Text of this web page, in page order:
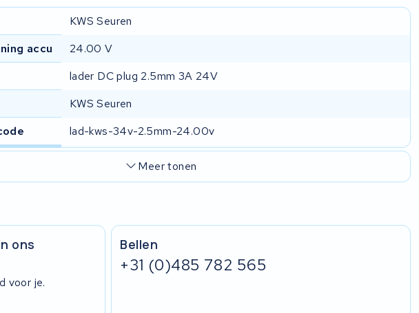
KWS Seuren
accu
24.00 V
lader DC plug 2.5mm 3A 24V
KWS Seuren
lad-kws-34v-2.5mm-24.00v
Meer tonen
ons
voor je.
Bellen
+31 (0)485 782 565